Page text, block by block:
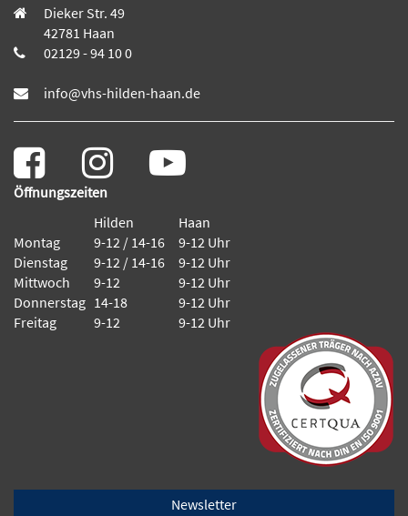
Dieker Str. 49
42781 Haan
02129 - 94 10 0
info@vhs-hilden-haan.de
Öffnungszeiten
Hilden
Haan
Montag
9-12 / 14-16
9-12 Uhr
Dienstag
9-12 / 14-16
9-12 Uhr
Mittwoch
9-12
9-12 Uhr
Donnerstag 14-18
9-12 Uhr
Freitag
9-12 9-12 Uhr
Newsletter